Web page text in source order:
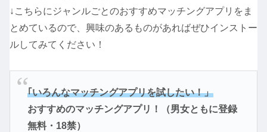
↓こちらにジャンルごとのおすすめマッチングアプリをま
とめているので、興味のあるものがあればぜひインストー
ルしてみてください！
｢いろんなマッチングアプリを試したい！」
おすすめのマッチングアプリ！（男女ともに登録
無料・18禁）